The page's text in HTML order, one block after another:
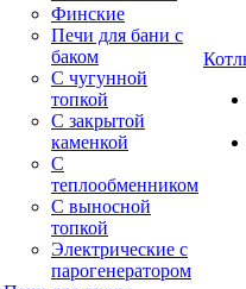
Финские
Печи для бани с
баком
С чугунной
топкой
С закрытой
каменкой
С
теплообменником
С выносной
топкой
Электрические с
парогенератором